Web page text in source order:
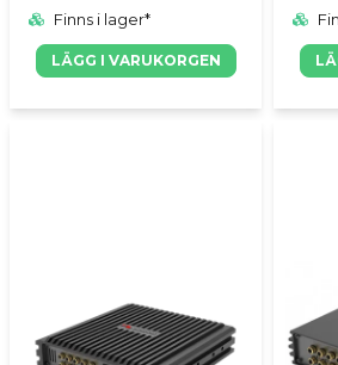
Finns i lager*
LÄGG I VARUKORGEN